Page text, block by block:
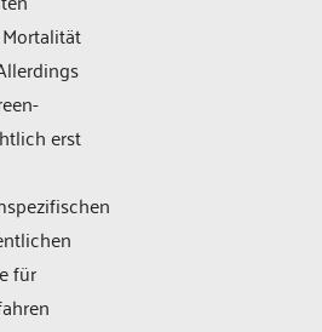
erst
für